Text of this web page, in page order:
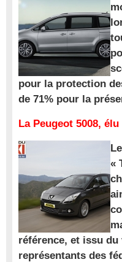
pour la protection
de 71% pour la
La Peugeot 5008,
«
référence, et issu
représentants des